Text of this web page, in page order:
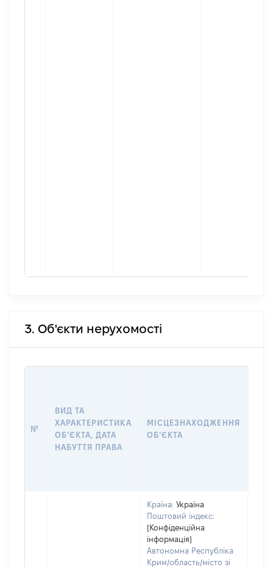
3. Об'єкти нерухомості
№
ВИД ТА
ХАРАКТЕРИСТИКА
ОБʼЄКТА, ДАТА
НАБУТТЯ ПРАВА
МІСЦЕЗНАХОДЖЕННЯ
ОБʼЄКТА
Країна: Україна
Поштовий індекс:
[Конфіденційна
інформація]
Автономна Республіка
Крим/область/місто зі